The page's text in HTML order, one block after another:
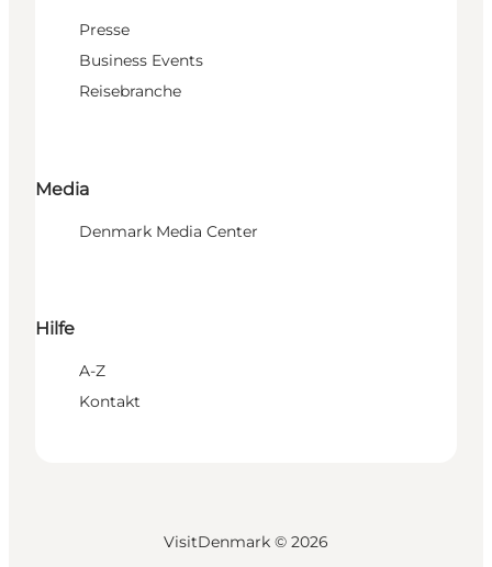
Presse
Business Events
Reisebranche
Media
Denmark Media Center
Hilfe
A-Z
Kontakt
VisitDenmark © 2026